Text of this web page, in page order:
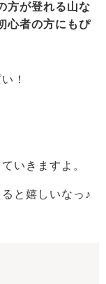
方が登れる山な
心者の方にもぴ
！
いきますよ。
と嬉しいなっ♪